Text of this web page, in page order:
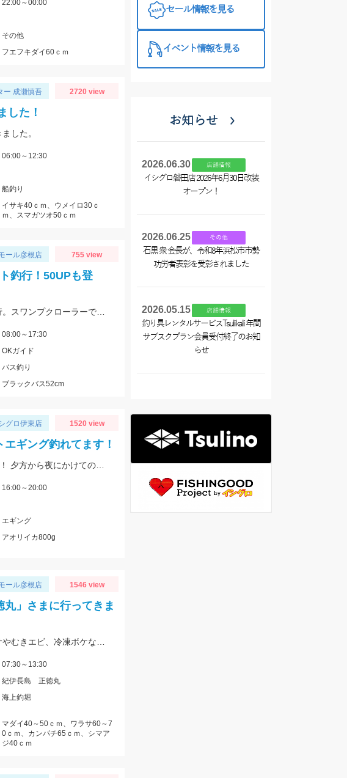
22:00～00:00
その他
フエフキダイ60ｃｍ
ー 成瀬慎吾 2720 view
た！
した。
06:00～12:30
船釣り
イサキ40ｃｍ、ウメイロ30ｃ
ｍ、スマガツオ50ｃｍ
ール彦根店 755 view
釣行！50UPも登
08:00～17:30
OKガイド
バス釣り
ブラックバス52cm
グロ伊東店 1520 view
ギング釣れてます！
16:00～20:00
エギング
アオリイカ800g
ール彦根店 1546 view
」さまに行ってきま
07:30～13:30
紀伊長島 正徳丸
海上釣堀
マダイ40～50ｃｍ、ワラサ60～7
0ｃｍ、カンパチ65ｃｍ、シマア
ジ40ｃｍ
寺店へ‼
セール情報を見る
イベント情報を見る
お知らせ
2026.06.30 店舗情報
イシグロ磐田店 2026年6月30日改装
オープン！
2026.06.25 その他
石黒 衆 会長が、令和8年浜松市市勢
功労者表彰を受彰されました
2026.05.15 店舗情報
釣り具レンタルサービスTsulikali 年間
サブスクプラン会員受付終了のお知
らせ